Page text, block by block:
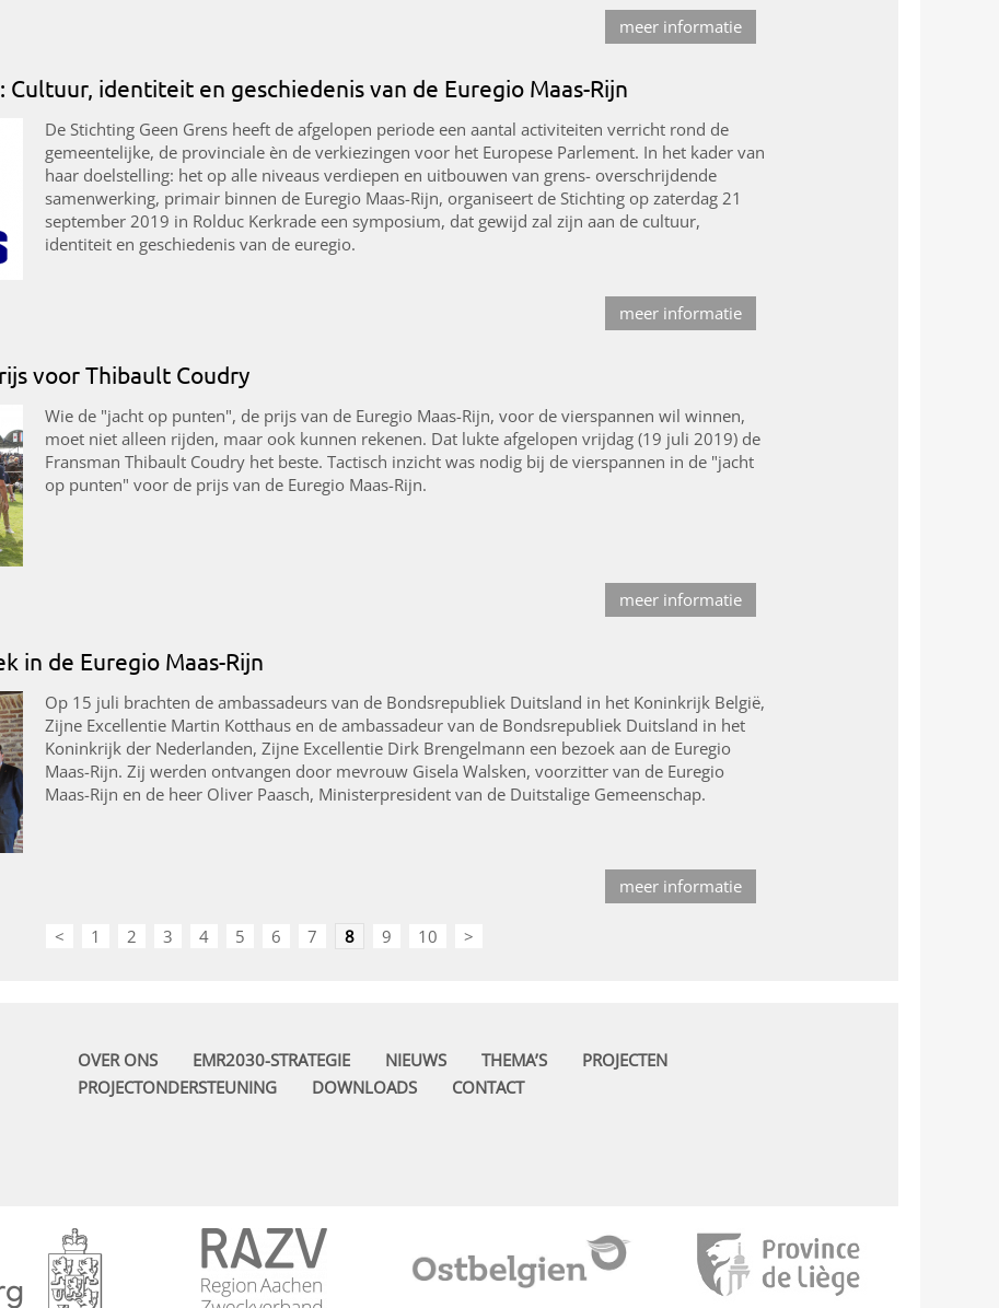
meer informatie
Cultuur, identiteit en geschiedenis van de Euregio Maas-Rijn
De Stichting Geen Grens heeft de afgelopen periode een aantal activiteiten verricht rond de
gemeentelijke, de provinciale èn de verkiezingen voor het Europese Parlement. In het kader van
haar doelstelling: het op alle niveaus verdiepen en uitbouwen van grens- overschrijdende
samenwerking, primair binnen de Euregio Maas-Rijn, organiseert de Stichting op zaterdag 21
september 2019 in Rolduc Kerkrade een symposium, dat gewijd zal zijn aan de cultuur,
identiteit en geschiedenis van de euregio.
meer informatie
voor Thibault Coudry
Wie de "jacht op punten", de prijs van de Euregio Maas-Rijn, voor de vierspannen wil winnen,
moet niet alleen rijden, maar ook kunnen rekenen. Dat lukte afgelopen vrijdag (19 juli 2019) de
Fransman Thibault Coudry het beste. Tactisch inzicht was nodig bij de vierspannen in de "jacht
op punten" voor de prijs van de Euregio Maas-Rijn.
meer informatie
in de Euregio Maas-Rijn
Op 15 juli brachten de ambassadeurs van de Bondsrepubliek Duitsland in het Koninkrijk België,
Zijne Excellentie Martin Kotthaus en de ambassadeur van de Bondsrepubliek Duitsland in het
Koninkrijk der Nederlanden, Zijne Excellentie Dirk Brengelmann een bezoek aan de Euregio
Maas-Rijn. Zij werden ontvangen door mevrouw Gisela Walsken, voorzitter van de Euregio
Maas-Rijn en de heer Oliver Paasch, Ministerpresident van de Duitstalige Gemeenschap.
meer informatie
< 1 2 3 4 5 6 7 8 9 10 >
OVER ONS EMR2030-STRATEGIE NIEUWS THEMA’S
PROJECTEN
PROJECTONDERSTEUNING
DOWNLOADS CONTACT